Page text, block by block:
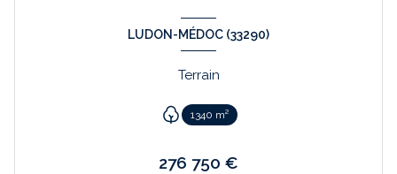
LUDON-MÉDOC (33290)
Terrain
1340 m²
276 750 €